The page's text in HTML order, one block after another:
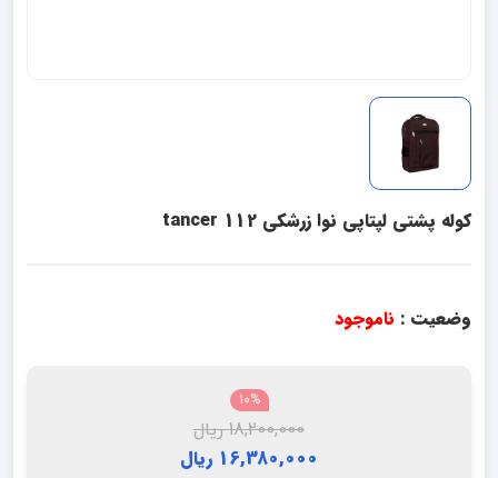
کوله پشتی لپتاپی نوا زرشکی 112 tancer
وضعیت : ناموجود
10%
18,200,000 ریال
16,380,000 ریال